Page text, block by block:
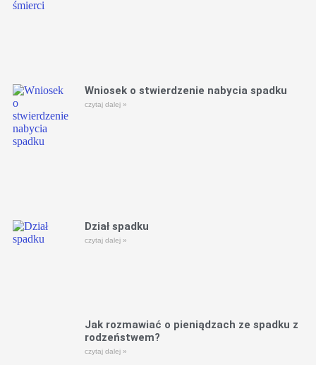
Wniosek o stwierdzenie nabycia spadku
czytaj dalej »
Dział spadku
czytaj dalej »
Jak rozmawiać o pieniądzach ze spadku z
rodzeństwem?
czytaj dalej »